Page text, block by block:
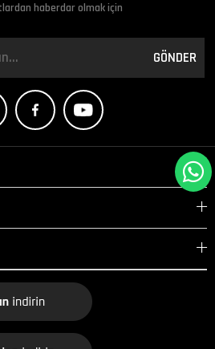
haberdar olmak için
GÖNDER